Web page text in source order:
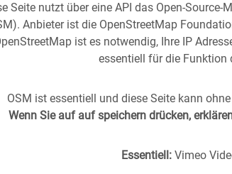
derVergangenheitin die Gegenwart geholt -
aus Stuttgart im direkten Vergleich mit
Seite nutzt über eine API das Open-Source-
Anbieter ist die OpenStreetMap
ist es notwendig, Ihre IP
essentiell für die Funktion
OSM ist essentiell und diese Seite kann
Wenn Sie auf auf speichern drücken,
Essentiell:Vimeo